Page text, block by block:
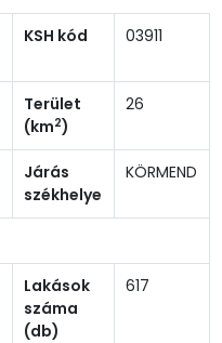
KSH kód 03911
Terület
(km2)
26
Járás
székhelye
KÖRMEND
Lakások
száma
(db)
617